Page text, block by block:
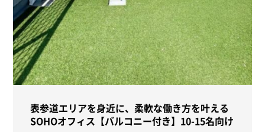
表参道エリアを身近に、柔軟な働き方を叶える
SOHOオフィス【バルコニー付き】10-15名向け